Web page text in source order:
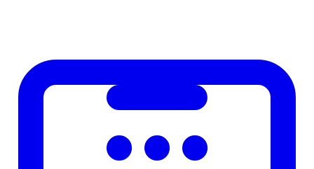
Analık izninde SGK geçici iş göremezlik ödeneği ödenir:
Yatan tedavide: Günlük kazancın 1/2'si
Ödeme süresi: 16 hafta (çoğul gebelikte 18 hafta)